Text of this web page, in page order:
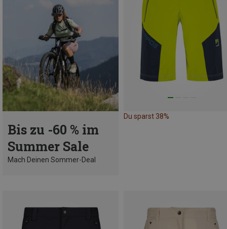
Bis zu -60 % im
Summer Sale
Mach Deinen Sommer-Deal
Du sparst 38%